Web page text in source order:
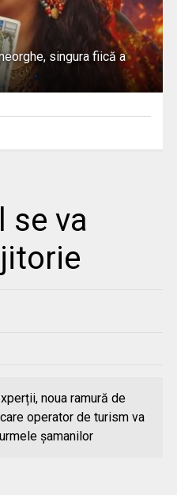
singura fiică a
se va
noua ramură de
operator de turism va
șamanilor